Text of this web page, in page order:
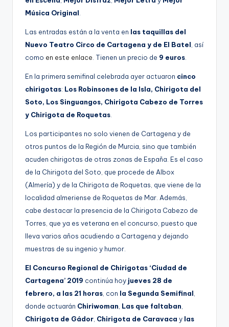
Música Original
Las entradas están a la venta en las taquillas del
Nuevo Teatro Circo de Cartagena y de El Batel , así
como en este enlace . Tienen un precio de 9 euros
En la primera semifinal celebrada ayer actuaron cinco
chirigotas: Los Robinsones de la Isla, Chirigota del
Soto, Los Singuangos, Chirigota Cabezo de Torres
y Chirigota de Roquetas
Los participantes no solo vienen de Cartagena y de
otros puntos de la Región de Murcia, sino que también
acuden chirigotas de otras zonas de España. Es el caso
de la Chirigota del Soto, que procede de Albox
(Almería) y de la Chirigota de Roquetas, que viene de la
localidad almeriense de Roquetas de Mar. Además,
cabe destacar la presencia de la Chirigota Cabezo de
Torres, que ya es veterana en el concurso, puesto que
lleva varios años acudiendo a Cartagena y dejando
muestras de su ingenio y humor.
El Concurso Regional de Chirigotas ‘Ciudad de
Cartagena’ 2019 continúa hoy jueves 28 de
febrero, a las 21 horas , con la Segunda Semifinal
donde actuarán Chiriwoman Las que faltaban
Chirigota de Gádor Chirigota de Caravaca y las